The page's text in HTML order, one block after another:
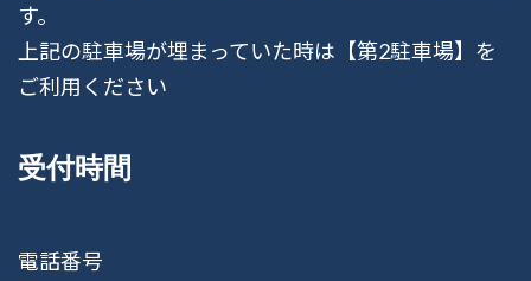
す。
上記の駐車場が埋まっていた時は【第2駐車場】を
ご利用ください
受付時間
電話番号